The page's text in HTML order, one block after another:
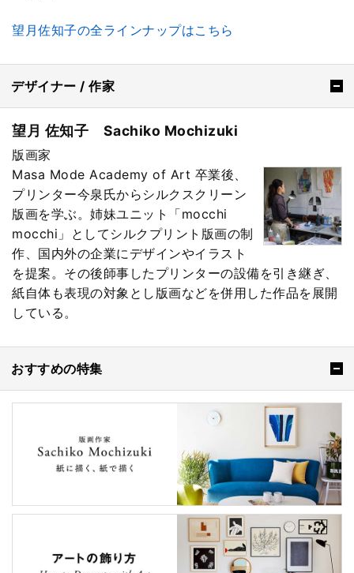
望月佐知子の全ラインナップはこちら
デザイナー / 作家
望月 佐知子 Sachiko Mochizuki
版画家
Masa Mode Academy of Art 卒業後、
プリンター今泉氏からシルクスクリーン
版画を学ぶ。姉妹ユニット「mocchi
mocchi」としてシルクプリント版画の制
作、国内外の企業にデザインやイラスト
を提案。その後師事したプリンターの設備を引き継ぎ、
紙自体も表現の対象とし版画などを併用した作品を展開
している。
おすすめの特集